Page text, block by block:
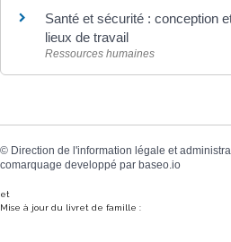
Santé et sécurité : conception
lieux de travail
Ressources humaines
© Direction de l'information légale et
comarquage developpé par baseo.io
et
Mise à jour du livret de famille :